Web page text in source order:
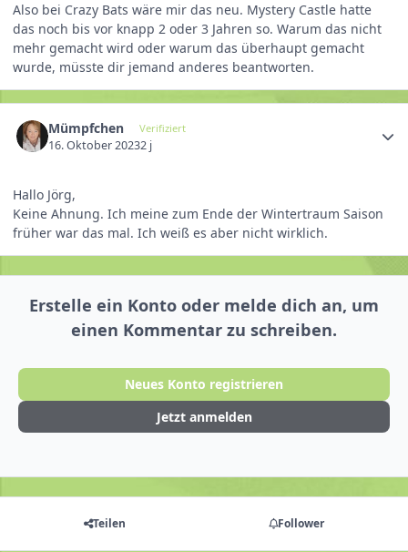
Also bei Crazy Bats wäre mir das neu. Mystery Castle hatte
das noch bis vor knapp 2 oder 3 Jahren so. Warum das nicht
mehr gemacht wird oder warum das überhaupt gemacht
wurde, müsste dir jemand anderes beantworten.
Mümpfchen Verifiziert
16. Oktober 20232 j
Hallo Jörg,
Keine Ahnung. Ich meine zum Ende der Wintertraum Saison
früher war das mal. Ich weiß es aber nicht wirklich.
Erstelle ein Konto oder melde dich an, um
einen Kommentar zu schreiben.
Neues Konto registrieren
Jetzt anmelden
Teilen Follower